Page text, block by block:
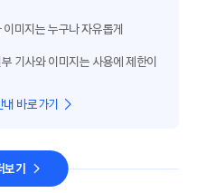
미지는 누구나 자유롭게
기사와 이미지는 사용에 제한이
바로가기
기